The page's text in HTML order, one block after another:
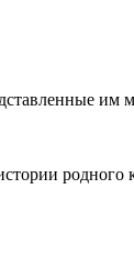
им
родного